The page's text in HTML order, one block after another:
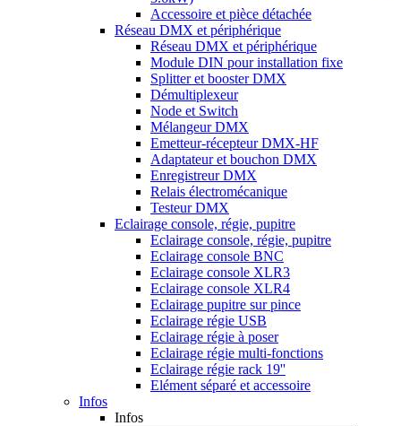
Accessoire et pièce détachée
Réseau DMX et périphérique
Réseau DMX et périphérique
Module DIN pour installation fixe
Splitter et booster DMX
Démultiplexeur
Node et Switch
Mélangeur DMX
Emetteur-récepteur DMX-HF
Adaptateur et bouchon DMX
Enregistreur DMX
Relais électromécanique
Testeur DMX
Eclairage console, régie, pupitre
Eclairage console, régie, pupitre
Eclairage console BNC
Eclairage console XLR3
Eclairage console XLR4
Eclairage pupitre sur pince
Eclairage régie USB
Eclairage régie à poser
Eclairage régie multi-fonctions
Eclairage régie rack 19''
Elément séparé et accessoire
Infos
Infos